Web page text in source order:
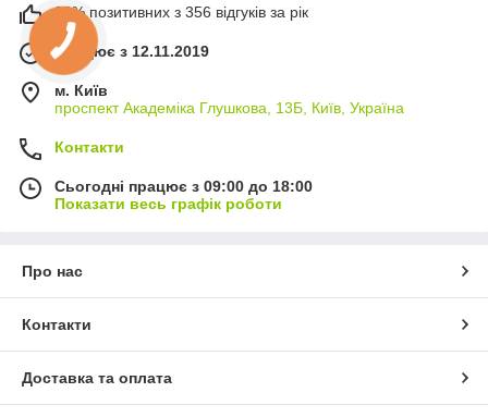
99% позитивних з 356 відгуків за рік
Працює з 12.11.2019
м. Київ
проспект Академіка Глушкова, 13Б, Київ, Україна
Контакти
Сьогодні працює з 09:00 до 18:00
Показати весь графік роботи
Про нас
Контакти
Доставка та оплата